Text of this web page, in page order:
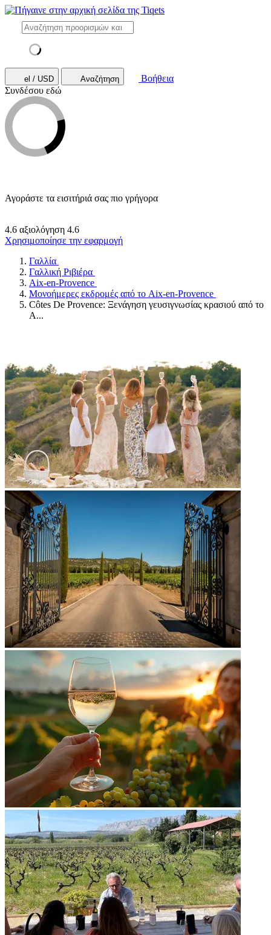
el / USD Αναζήτηση
Βοήθεια
Συνδέσου εδώ
Αγοράστε τα εισιτήριά σας πιο γρήγορα
4.6 αξιολόγηση 4.6
Χρησιμοποίησε την εφαρμογή
Γαλλία
Γαλλική Ριβιέρα
Aix-en-Provence
Μονοήμερες εκδρομές από το Aix-en-Provence
Côtes De Provence: Ξενάγηση γευσιγνωσίας κρασιού από το
A...